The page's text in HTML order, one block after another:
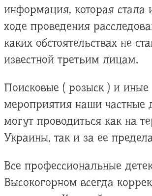
информация, которая стала
ходе проведения
каких обстоятельствах не
известной третьим лицам.
Поисковые ( розыск ) и иные
мероприятия наши частные
могут проводиться как на
Украины, так и за ее
Все профессиональные
Высокогорном всегда